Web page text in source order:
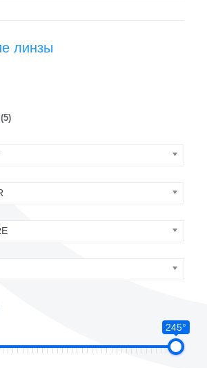
линзы
(5)
245°